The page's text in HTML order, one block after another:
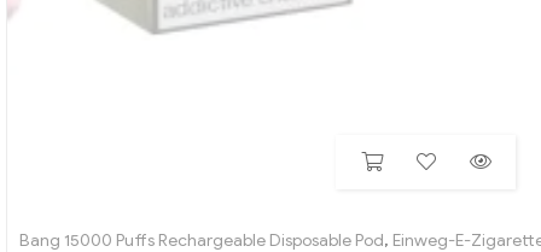
Bang 15000 Puffs Rechargeable Disposable Pod, Einweg-E-